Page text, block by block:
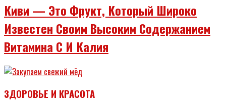
Киви — Это Фрукт, Который Широко
Известен Своим Высоким Содержанием
Витамина C И Калия
ЗДОРОВЬЕ И КРАСОТА